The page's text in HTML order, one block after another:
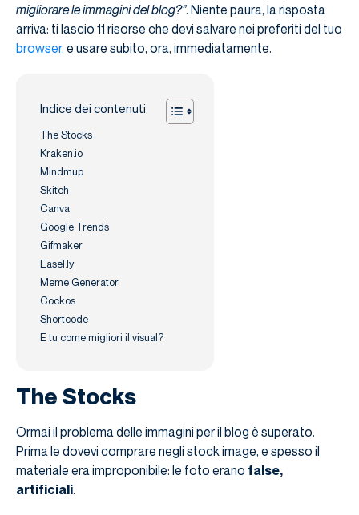
migliorare le immagini del blog?”. Niente paura, la risposta
arriva: ti lascio 11 risorse che devi salvare nei preferiti del tuo
browser. e usare subito, ora, immediatamente.
Indice dei contenuti
The Stocks
Kraken.io
Mindmup
Skitch
Canva
Google Trends
Gifmaker
Easel.ly
Meme Generator
Cockos
Shortcode
E tu come migliori il visual?
The Stocks
Ormai il problema delle immagini per il blog è superato.
Prima le dovevi comprare negli stock image, e spesso il
materiale era improponibile: le foto erano false,
artificiali.